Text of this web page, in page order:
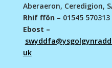
Aberaeron, Ceredigion,
Rhif ffôn – 01545 570313
Ebost –
uk